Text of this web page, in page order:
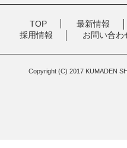
TOP 最新情報
採用情報
お問い合わ
Copyright (C) 2017 KUMADEN